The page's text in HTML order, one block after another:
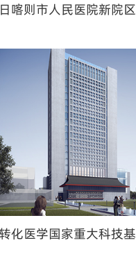
日喀则市人民医院新院区